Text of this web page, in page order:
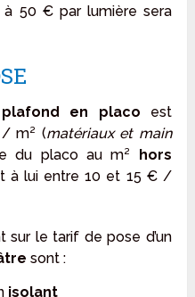
50 € par lumière sera
en placo est
m² (matériaux et main
du placo au m²
hors
à lui entre 10 et 15 € /
sur le tarif de pose d’un
sont :
isolant